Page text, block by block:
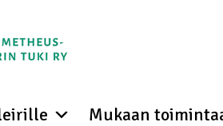
Mukaan